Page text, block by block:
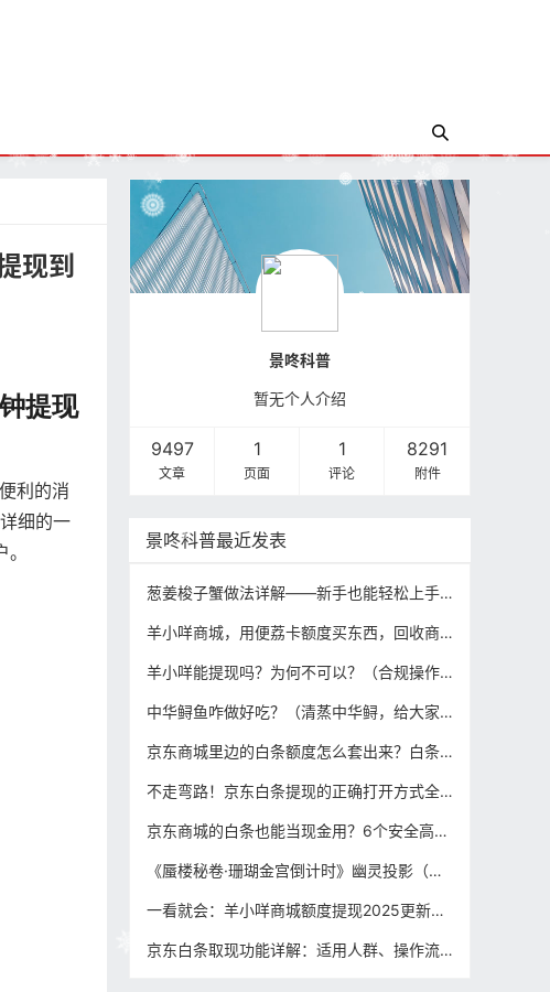
现到
提现
利的消
细的一
景咚科普
暂无个人介绍
9497
文章
1
页面
1
评论
8291
附件
景咚科普最近发表
葱姜梭子蟹做法详解——新手也能轻松上手的经典海鲜菜谱
羊小咩商城，用便荔卡额度买东西，回收商家确凿证据秒到账攻略！
羊小咩能提现吗？为何不可以？（合规操作变现攻略分享）
中华鲟鱼咋做好吃？（清蒸中华鲟，给大家出一个家庭版的教程）
京东商城里边的白条额度怎么套出来？白条如何提现,分享这6种合规安全提取方法！
不走弯路！京东白条提现的正确打开方式全在这儿了（合规变现攻略）
京东商城的白条也能当现金用？6个安全高效的白条额度变现提现技巧汇总！
《蜃楼秘卷·珊瑚金宫倒计时》幽灵投影（海市蜃楼科学解释）
一看就会：羊小咩商城额度提现2025更新的3个方法，看到就是赚到！
京东白条取现功能详解：适用人群、操作流程与合规建议